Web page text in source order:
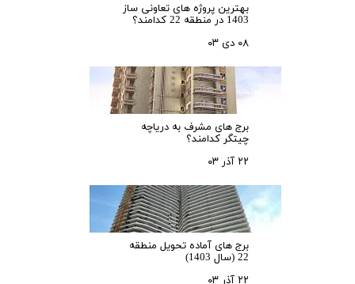
بهترین پروژه های تعاونی ساز
1403 در منطقه 22 کدامند؟
۰۸ دی ۰۳
برج های مشرف به دریاچه
چیتگر کدامند؟
۲۲ آذر ۰۳
برج های آماده تحویل منطقه
22 (سال 1403)